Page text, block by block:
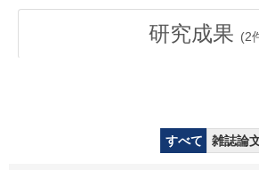
研究成果 (2
すべて
雑誌論